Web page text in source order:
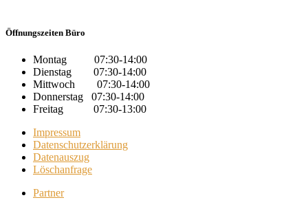
Öffnungszeiten Büro
Montag 07:30-14:00
Dienstag 07:30-14:00
Mittwoch 07:30-14:00
Donnerstag 07:30-14:00
Freitag 07:30-13:00
Impressum
Datenschutzerklärung
Datenauszug
Löschanfrage
Partner